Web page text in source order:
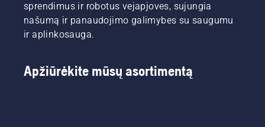
sprendimus ir robotus vejapjoves, sujungia
našumą ir panaudojimo galimybes su saugumu
ir aplinkosauga.
Apžiūrėkite mūsų asortimentą